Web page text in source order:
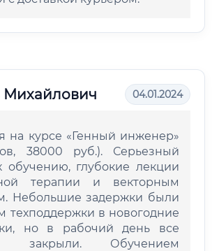
Михайлович 04.01.2024
на курсе «Генный инженер»
38000 руб.). Серьезный
обучению, глубокие лекции
терапии и векторным
Небольшие задержки были
техподдержки в новогодние
но в рабочий день все
закрыли. Обучением